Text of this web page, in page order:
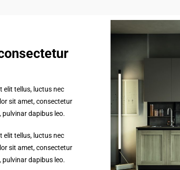
elit tellus, luctus nec
sit amet, consectetur
dapibus leo.
elit tellus, luctus nec
sit amet, consectetur
dapibus leo.